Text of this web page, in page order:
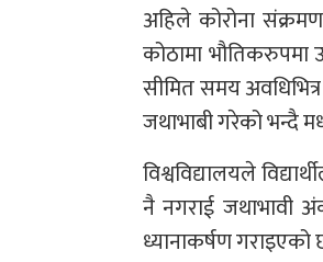
अहिले कोरोना
कोठामा भौतिकरुपमा
सीमित समय
जथाभाबी गरेको भन्दै
विश्वविद्यालयले
नै नगराई जथाभावी
ध्यानाकर्षण गराइएको